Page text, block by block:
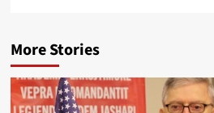
More Stories